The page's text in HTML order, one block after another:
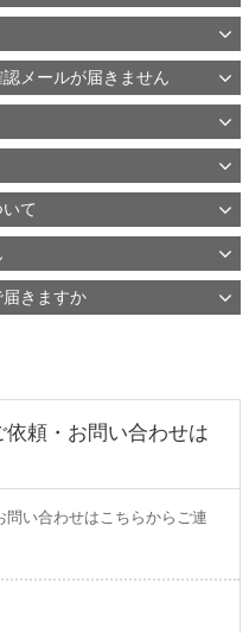
メールが届きません
て
きますか
頼・お問い合わせは
い合わせはこちらからご連